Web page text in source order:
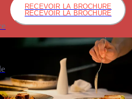
RECEVOIR LA BROCHURE
RECEVOIR LA BROCHURE